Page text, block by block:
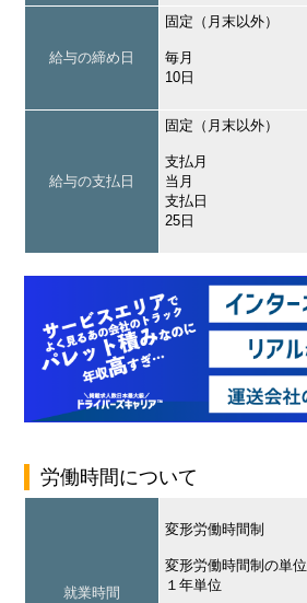
給与の締め日
固定（月末以外）
毎月
10日
給与の支払日
固定（月末以外）
支払月
当月
支払日
25日
労働時間について
就業時間
変形労働時間制
変形労働時間制の単位
１年単位